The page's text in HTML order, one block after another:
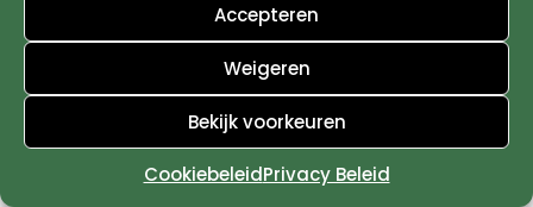
Accepteren
Weigeren
Bekijk voorkeuren
CookiebeleidPrivacy Beleid
verzegeling na levering is verbroken;
Kranten, tijdschriften of magazines, met
De levering van digitale inhoud anders dan
op een materiële drager, maar alleen als: